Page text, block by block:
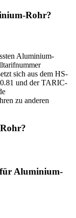
Rohr?
Aluminium-
sich aus dem HS-
und der TARIC-
zu anderen
Aluminium-